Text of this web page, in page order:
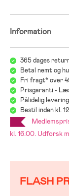
- Testet og
- Godkendt af IATA
- Maksimal
- Polyester,
Information
365 dages
Betal nemt og
Fri fragt* over
Prisgaranti -
Pålidelig
Bestil inden kl.
kl. 16.00. Udforsk
FLASH